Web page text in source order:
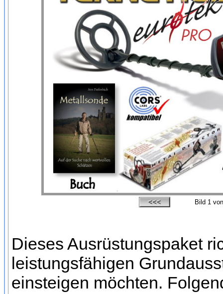
Bild 1
Dieses Ausrüstungspaket
leistungsfähigen
einsteigen möchten.